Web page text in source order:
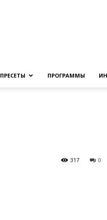
ПРЕСЕТЫ ПРОГРАММЫ
0
317